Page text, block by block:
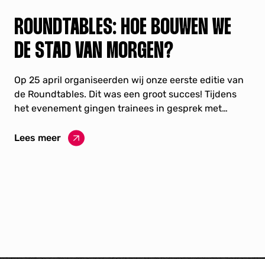
ROUNDTABLES: HOE BOUWEN WE
DE STAD VAN MORGEN?
Op 25 april organiseerden wij onze eerste editie van
de Roundtables. Dit was een groot succes! Tijdens
het evenement gingen trainees in gesprek met
centraal stond was: hoe bouwen we de stad van
Lees meer